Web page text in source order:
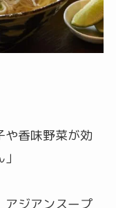
や香味野菜が効
アジアンスープ